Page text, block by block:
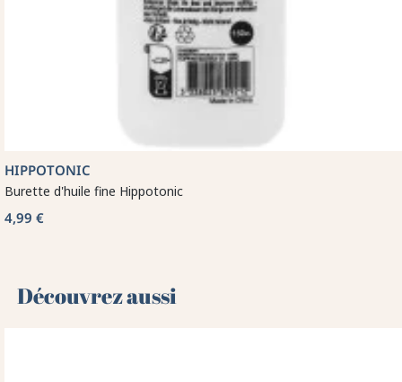
HIPPOTONIC
Burette d'huile fine Hippotonic
4,99 €
Découvrez aussi 🌻